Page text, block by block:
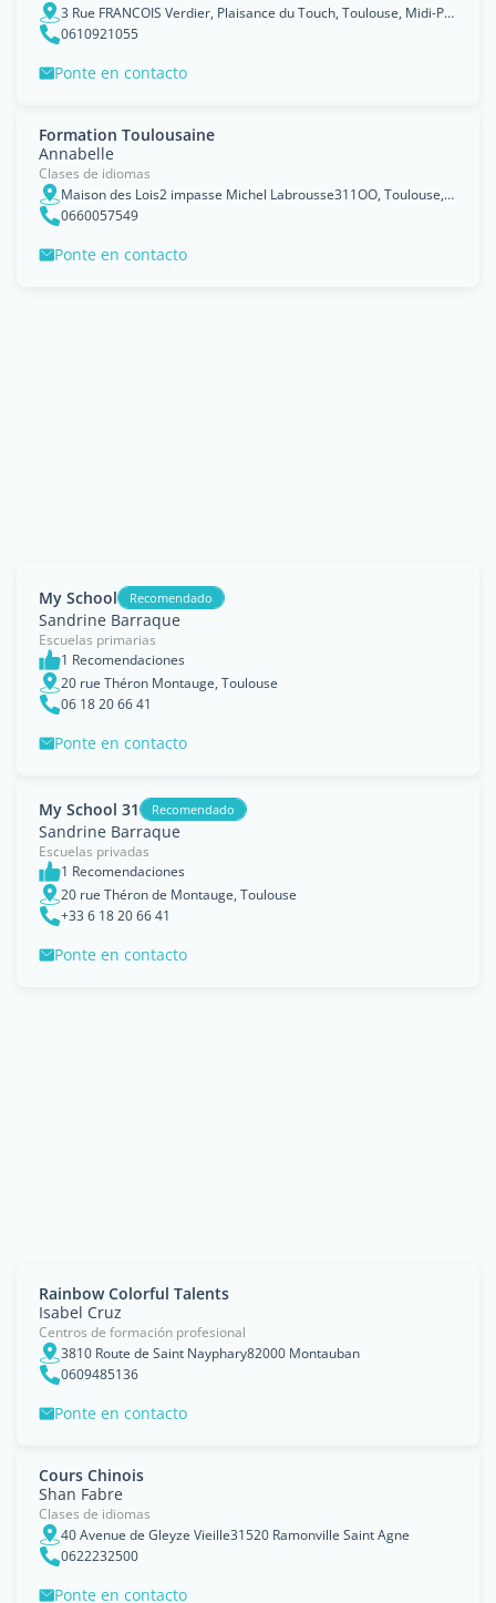
3 Rue FRANCOIS Verdier, Plaisance du Touch, Toulouse, Midi-Pyrénées
0610921055
Ponte en contacto
Formation Toulousaine
Annabelle
Clases de idiomas
Maison des Lois2 impasse Michel Labrousse311OO, Toulouse, Région Midi-Pyrénées
0660057549
Ponte en contacto
My School Recomendado
Sandrine Barraque
Escuelas primarias
1 Recomendaciones
20 rue Théron Montauge, Toulouse
06 18 20 66 41
Ponte en contacto
My School 31 Recomendado
Sandrine Barraque
Escuelas privadas
1 Recomendaciones
20 rue Théron de Montauge, Toulouse
+33 6 18 20 66 41
Ponte en contacto
Rainbow Colorful Talents
Isabel Cruz
Centros de formación profesional
3810 Route de Saint Nayphary82000 Montauban
0609485136
Ponte en contacto
Cours Chinois
Shan Fabre
Clases de idiomas
40 Avenue de Gleyze Vieille31520 Ramonville Saint Agne
0622232500
Ponte en contacto